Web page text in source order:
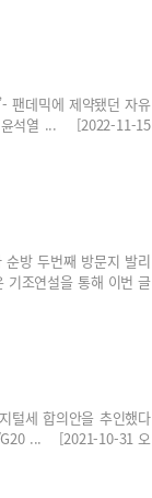
팬데믹에 제약됐던 자유
윤석열 ... [2022-11-15
방 두번째 방문지 발리
기조연설을 통해 이번 글
털세 합의안을 추인했다
G20 ... [2021-10-31 오